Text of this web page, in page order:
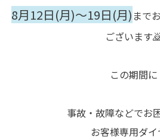
8月12日(月)～19日(月) まで
ございます
この期間に
事故・故障などでお
お客様専用ダ